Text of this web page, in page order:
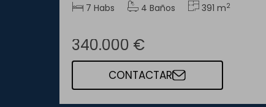
7 Habs
4 Baños 391 m2
340.000 €
CONTACTAR